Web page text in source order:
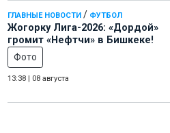
ГЛАВНЫЕ НОВОСТИ / ФУТБОЛ
Жогорку Лига-2026: «Дордой»
громит «Нефтчи» в Бишкеке!
Фото
13:38 08 августа